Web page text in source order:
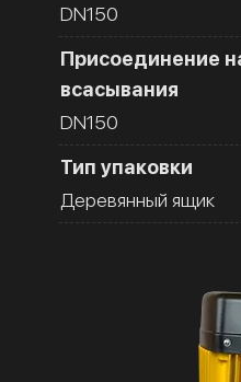
DN150
Присоединение
всасывания
DN150
Тип упаковки
Деревянный ящик